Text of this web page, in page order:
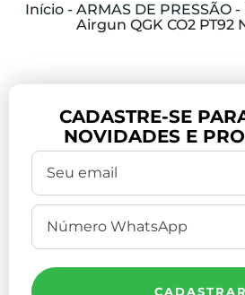
Início- ARMAS DE PRESSÃO-
Airgun QGK CO2 PT92
CADASTRE-SE
NOVIDADES E
CADASTRAR